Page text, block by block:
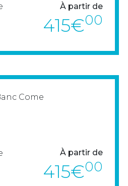
À partir de
415€00
À partir de
415€00